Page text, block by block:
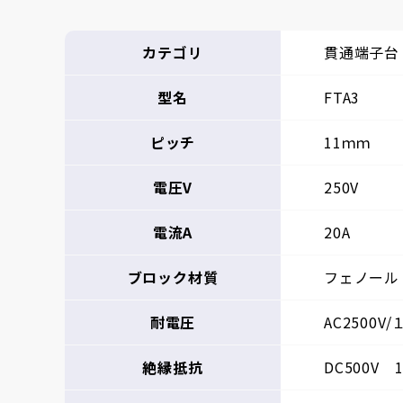
カテゴリ 貫通端子台
型名 FTA3
ピッチ 11ｍｍ
電圧V 250V
電流A 20A
ブロック材質 フェノール
耐電圧 AC2500V/
絶縁抵抗 DC500V